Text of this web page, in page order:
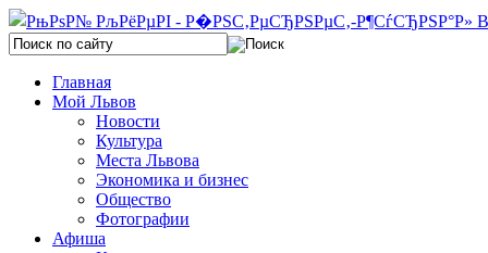
Главная
Мой Львов
Новости
Культура
Места Львова
Экономика и бизнес
Общество
Фотографии
Афиша